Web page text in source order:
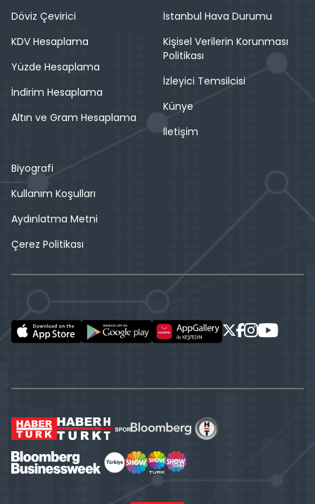
Döviz Çevirici
KDV Hesaplama
Yüzde Hesaplama
İndirim Hesaplama
Altın ve Gram Hesaplama
İstanbul Hava Durumu
Kişisel Verilerin Korunması
Politikası
İzleyici Temsilcisi
Künye
İletişim
Biyografi
Kullanım Koşulları
Aydınlatma Metni
Çerez Politikası